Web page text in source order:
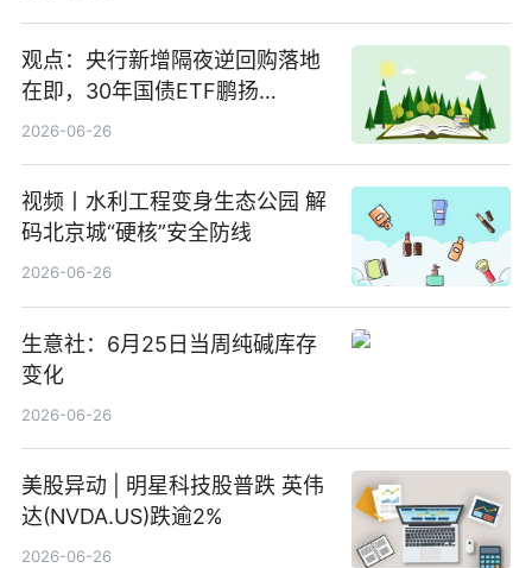
观点：央行新增隔夜逆回购落地
在即，30年国债ETF鹏扬
(511090) 盘中小幅上涨
2026-06-26
视频丨水利工程变身生态公园 解
码北京城“硬核”安全防线
2026-06-26
生意社：6月25日当周纯碱库存
变化
2026-06-26
美股异动 | 明星科技股普跌 英伟
达(NVDA.US)跌逾2%
2026-06-26